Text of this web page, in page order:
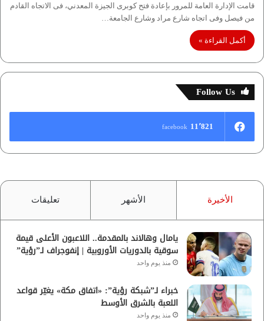
قامت الإدارة العامة للمرور بإعادة فتح كوبرى الجيزة المعدني، فى الاتجاه القادم
من فيصل وفى اتجاه شارع مراد وشارع الجامعة…
أكمل القراءة »
Follow Us
11٬821 facebook
الأخيرة الأشهر تعليقات
يامال وهالاند بالمقدمة.. اللاعبون الأعلى قيمة
سوقية بالدوريات الأوروبية | إنفوجراف لـ”رؤية”
منذ يوم واحد
خبراء لـ”شبكة رؤية”: «اتفاق مكة» يغيّر قواعد
اللعبة بالشرق الأوسط
منذ يوم واحد